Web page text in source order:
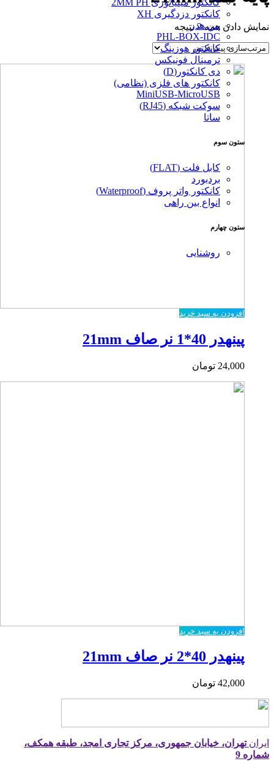
کانکتور دزدگیری XH
پین هدر
PHL-BOX-IDC
کانکتور هوزینگ
ترمینال فونیکس
دی کانکتور(D)
کانکتور های فلزی (نظامی)
MiniUSB-MicroUSB
سوکت شبکه (RJ45)
ساتا
ستون سوم
کابل فلت (FLAT)
بردبورد
کانکتور واتر پروف (Waterproof)
انواع بین راهی
ستون چهارم
روشنایی
نمایش دادن همه 2 نتیجه
افزودن به سبد خرید
پینهدر 40*1 نر صاف 21mm
24,000 تومان
افزودن به سبد خرید
پینهدر 40*2 نر صاف 21mm
42,000 تومان
ایرانتهران، خیابان جمهوری، مرکز تجاری امجد، طبقه همکف،
شماره 9